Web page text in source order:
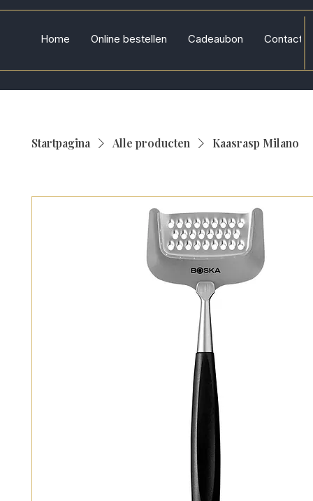
Home Online bestellen Cadeaubon Contact
Startpagina Alle producten Kaasrasp Milano